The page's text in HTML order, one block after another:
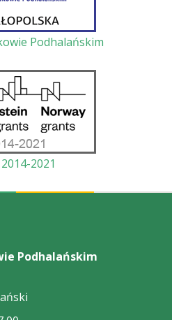
Podhalańskim
2014-2021
Podhalańskim